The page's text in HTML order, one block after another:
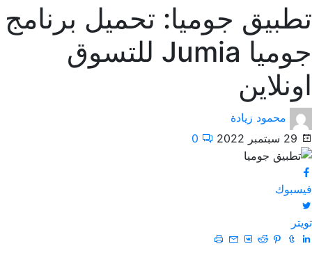
تطبيق جوميا: تحميل برنامج
جوميا Jumia للتسوق
اونلاين
محمود زيادة
29 سبتمبر 2022
0
فيسبوك
تويتر